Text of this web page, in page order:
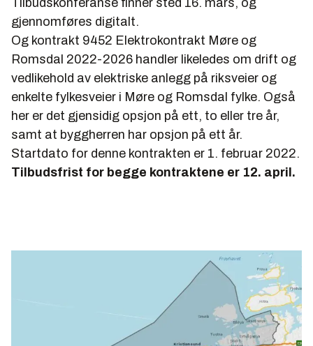
Tilbudskonferanse finner sted 16. mars, og
gjennomføres digitalt.
Og kontrakt 9452 Elektrokontrakt Møre og
Romsdal 2022-2026 handler likeledes om drift og
vedlikehold av elektriske anlegg på riksveier og
enkelte fylkesveier i Møre og Romsdal fylke. Også
her er det gjensidig opsjon på ett, to eller tre år,
samt at byggherren har opsjon på ett år.
Startdato for denne kontrakten er 1. februar 2022.
Tilbudsfrist for begge kontraktene er 12. april.